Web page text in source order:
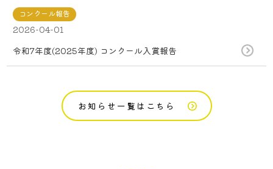
コンクール報告
2026-04-01
令和7年度(2025年度) コンクール入賞報告
お知らせ一覧はこちら